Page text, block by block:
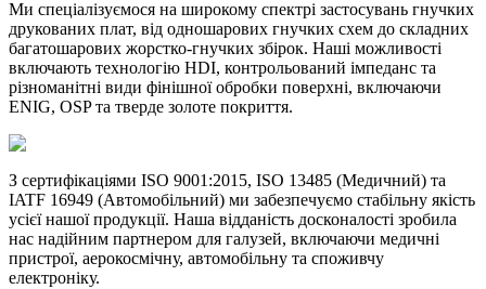
Ми спеціалізуємося на широкому спектрі застосувань гнучких
друкованих плат, від одношарових гнучких схем до складних
багатошарових жорстко-гнучких збірок. Наші можливості
включають технологію HDI, контрольований імпеданс та
різноманітні види фінішної обробки поверхні, включаючи
ENIG, OSP та тверде золоте покриття.
З сертифікаціями ISO 9001:2015, ISO 13485 (Медичний) та
IATF 16949 (Автомобільний) ми забезпечуємо стабільну якість
усієї нашої продукції. Наша відданість досконалості зробила
нас надійним партнером для галузей, включаючи медичні
пристрої, аерокосмічну, автомобільну та споживчу
електроніку.